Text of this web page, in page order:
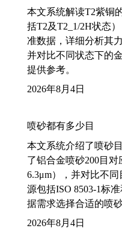
本文系统解读T2紫铜
括T2及T2_1/2H状态
准数据，详细分析其
并对比不同状态下的
提供参考。
2026年8月4日
喷砂都有多少目
本文系统介绍了喷砂
了铝合金喷砂200目对
6.3μm），并对比不
源包括ISO 8503-1标
据需求选择合适的喷砂
2026年8月4日